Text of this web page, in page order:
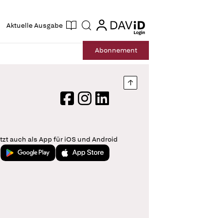
Aktuelle Ausgabe Suche login
login
Abonnement
Nach oben springen
FacebookInstagram
LinkedIn
auch als App für iOS und Android
Jetzt bei Google PlayLaden im App Store